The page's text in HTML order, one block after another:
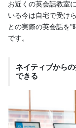
お近くの英会話教室
いる今は自宅で受け
との実際の英会話を"
です。
ネイティブから
できる